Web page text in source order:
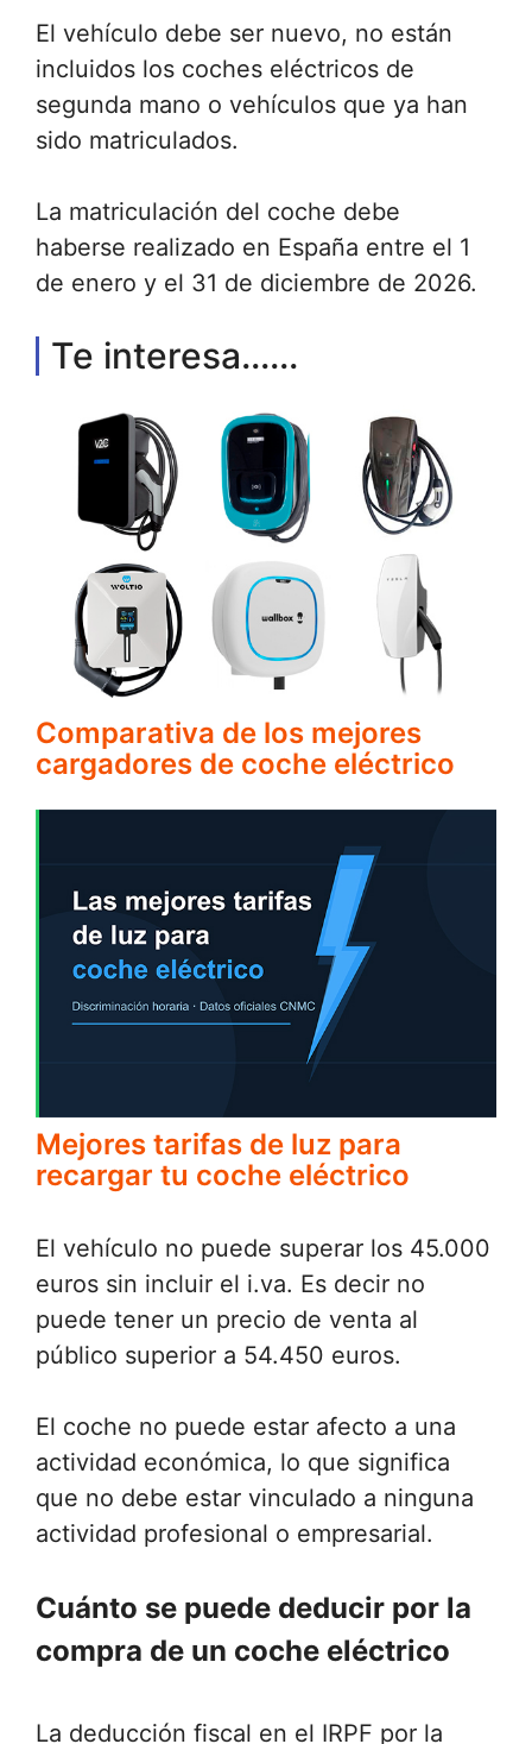
El vehículo debe ser nuevo, no están
incluidos los coches eléctricos de
segunda mano o vehículos que ya han
sido matriculados.
La matriculación del coche debe
haberse realizado en España entre el 1
de enero y el 31 de diciembre de 2026.
Te interesa......
Comparativa de los mejores
cargadores de coche eléctrico
Mejores tarifas de luz para
recargar tu coche eléctrico
El vehículo no puede superar los 45.000
euros sin incluir el i.va. Es decir no
puede tener un precio de venta al
público superior a 54.450 euros.
El coche no puede estar afecto a una
actividad económica, lo que significa
que no debe estar vinculado a ninguna
actividad profesional o empresarial.
Cuánto se puede deducir por la
compra de un coche eléctrico
La deducción fiscal en el IRPF por la